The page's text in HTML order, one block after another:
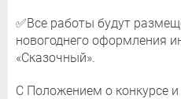
✅Все работы будут
новогоднего оформления
«Сказочный».
С Положением о конкурсе